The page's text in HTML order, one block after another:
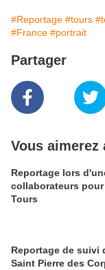
#Reportage #tours
#France #portrait
Partager
Vous aimerez
Reportage lors
collaborateurs
Tours
Reportage de suivi
Saint Pierre des